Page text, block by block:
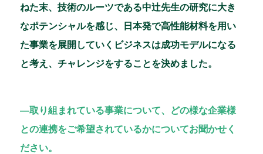
ねた末、技術のルーツである中辻先生の研究に大き
なポテンシャルを感じ、日本発で高性能材料を用い
た事業を展開していくビジネスは成功モデルになる
と考え、チャレンジをすることを決めました。
―取り組まれている事業について、どの様な企業様
との連携をご希望されているかについてお聞かせく
ださい。